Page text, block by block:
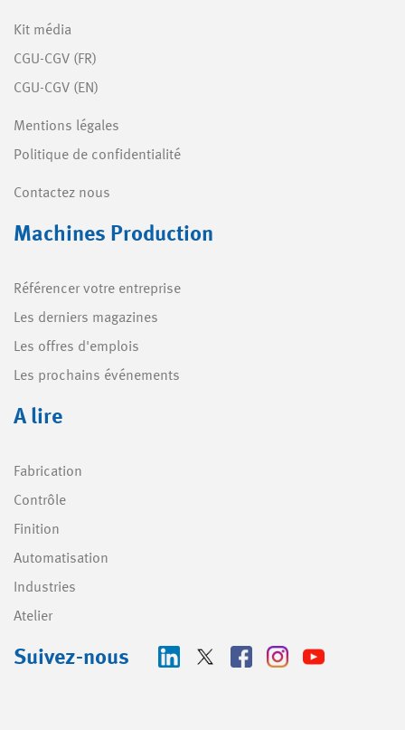
Kit média
CGU-CGV (FR)
CGU-CGV (EN)
Mentions légales
Politique de confidentialité
Contactez nous
Machines Production
Référencer votre entreprise
Les derniers magazines
Les offres d'emplois
Les prochains événements
A lire
Fabrication
Contrôle
Finition
Automatisation
Industries
Atelier
Suivez-nous